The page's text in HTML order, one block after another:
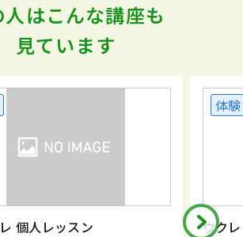
はこんな講座も
見ています
個人レッスン
体験
ウク